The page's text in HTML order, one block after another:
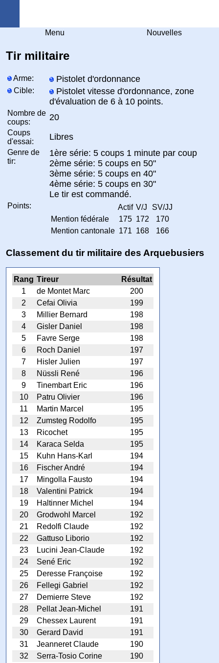
Menu Nouvelles
Tir militaire
Arme: Pistolet d'ordonnance
Cible:
Pistolet vitesse d'ordonnance, zone
d'évaluation de 6 à 10 points.
Nombre de
coups:
20
Coups
d'essai:
Libres
Genre de
tir:
1ère série: 5 coups 1 minute par coup
2ème série: 5 coups en 50"
3ème série: 5 coups en 40"
4ème série: 5 coups en 30"
Le tir est commandé.
Points: Actif V/J
SV/JJ
Mention fédérale
175 172
170
Mention cantonale 171 168 166
Classement du tir militaire des Arquebusiers
Rang Tireur
Résultat
1
de Montet Marc
200
2
Cefai Olivia
199
3
Millier Bernard
198
4
Gisler Daniel
198
5
Favre Serge
198
6
Roch Daniel
197
7
Hisler Julien
197
8
Nüssli René
196
9
Tinembart Eric
196
10
Patru Olivier
196
11
Martin Marcel
195
12
Zumsteg Rodolfo
195
13
Ricochet
195
14
Karaca Selda
195
15
Kuhn Hans-Karl
194
16
Fischer André
194
17
Mingolla Fausto
194
18
Valentini Patrick
194
19
Haltinner Michel
194
20
Grodwohl Marcel
192
21
Redolfi Claude
192
22
Gattuso Liborio
192
23
Lucini Jean-Claude
192
24
Sené Eric
192
25
Deresse Françoise
192
26
Fellegi Gabriel
192
27
Demierre Steve
192
28
Pellat Jean-Michel
191
29
Chessex Laurent
191
30
Gerard David
191
31
Jeanneret Claude
190
32
Serra-Tosio Corine
190